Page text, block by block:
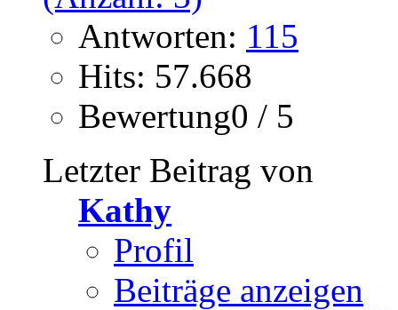
Antworten: 115
Hits: 57.668
Bewertung0 / 5
Letzter Beitrag von
Kathy
Profil
Beiträge anzeigen